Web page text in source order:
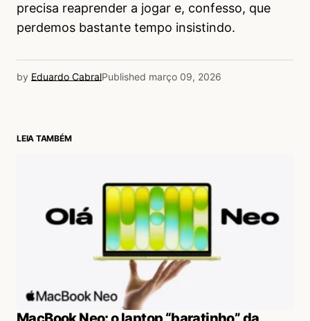
precisa reaprender a jogar e, confesso, que
perdemos bastante tempo insistindo.
by Eduardo CabralPublished março 09, 2026
LEIA TAMBÉM